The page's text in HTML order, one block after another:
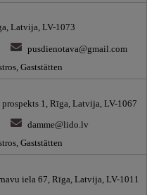
Latvija, LV-1073
pusdienotava@gmail.com
Gaststätten
prospekts 1, Rīga, Latvija, LV-1067
damme@lido.lv
Gaststätten
iela 67, Rīga, Latvija, LV-1011